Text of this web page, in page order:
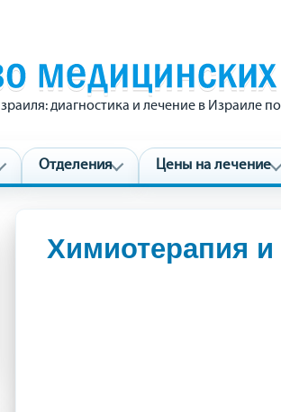
диагностика и лечение в Израиле
Отделения Цены на лечение
Химиотерапия и